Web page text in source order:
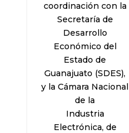
coordinación con la
Secretaría de
Desarrollo
Económico del
Estado de
Guanajuato (SDES),
y la Cámara Nacional
de la
Industria
Electrónica, de